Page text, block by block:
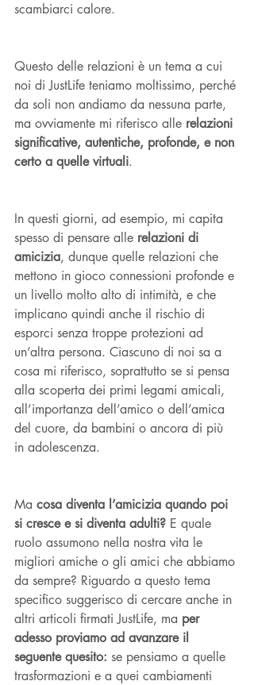
scambiarci calore.
Questo delle relazioni è un tema a cui
noi di JustLife teniamo moltissimo, perché
da soli non andiamo da nessuna parte,
ma ovviamente mi riferisco alle relazioni
significative, autentiche, profonde, e non
certo a quelle virtuali.
In questi giorni, ad esempio, mi capita
spesso di pensare alle relazioni di
amicizia, dunque quelle relazioni che
mettono in gioco connessioni profonde e
un livello molto alto di intimità, e che
implicano quindi anche il rischio di
esporci senza troppe protezioni ad
un’altra persona. Ciascuno di noi sa a
cosa mi riferisco, soprattutto se si pensa
alla scoperta dei primi legami amicali,
all’importanza dell’amico o dell’amica
del cuore, da bambini o ancora di più
in adolescenza.
Ma cosa diventa l’amicizia quando poi
si cresce e si diventa adulti? E quale
ruolo assumono nella nostra vita le
migliori amiche o gli amici che abbiamo
da sempre? Riguardo a questo tema
specifico suggerisco di cercare anche in
altri articoli firmati JustLife, ma per
adesso proviamo ad avanzare il
seguente quesito: se pensiamo a quelle
trasformazioni e a quei cambiamenti